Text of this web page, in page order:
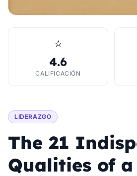
⭐
4.6
CALIFICACIÓN
LIDERAZGO
The 21
Qualities of a